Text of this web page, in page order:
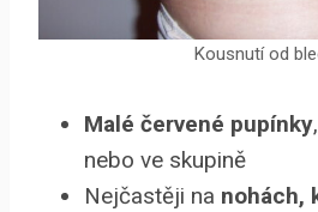
Kousnutí od
Malé červené pupínky
nebo ve skupině
Nejčastěji na nohách,